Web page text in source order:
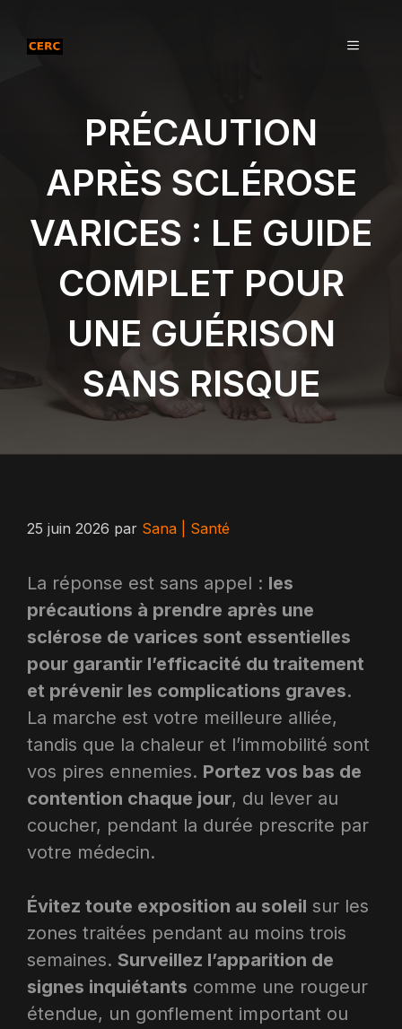
contenu
MENU
PRÉCAUTION
APRÈS SCLÉROSE
VARICES : LE GUIDE
COMPLET POUR
UNE GUÉRISON
SANS RISQUE
25 juin 2026 par Sana | Santé
La réponse est sans appel : les
précautions à prendre après une
sclérose de varices sont essentielles
pour garantir l’efficacité du traitement
et prévenir les complications graves.
La marche est votre meilleure alliée,
tandis que la chaleur et l’immobilité sont
vos pires ennemies. Portez vos bas de
contention chaque jour, du lever au
coucher, pendant la durée prescrite par
votre médecin.
Évitez toute exposition au soleil sur les
zones traitées pendant au moins trois
semaines. Surveillez l’apparition de
signes inquiétants comme une rougeur
étendue, un gonflement important ou